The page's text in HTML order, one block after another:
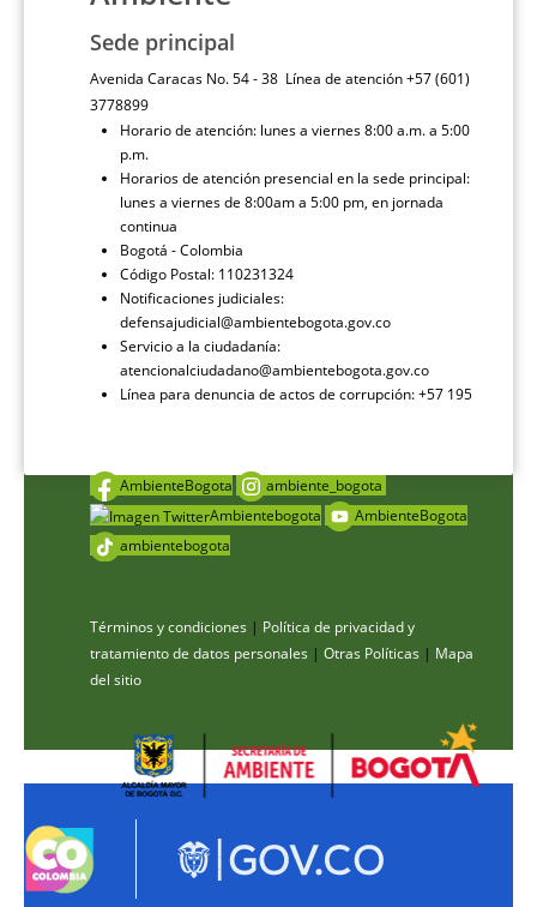
Sede principal
Avenida Caracas No. 54 - 38 Línea de atención +57 (601)
3778899
Horario de atención: lunes a viernes 8:00 a.m. a 5:00
p.m.
Horarios de atención presencial en la sede principal:
lunes a viernes de 8:00am a 5:00 pm, en jornada
continua
Bogotá - Colombia
Código Postal: 110231324
Notificaciones judiciales:
defensajudicial@ambientebogota.gov.co
Servicio a la ciudadanía:
atencionalciudadano@ambientebogota.gov.co
Línea para denuncia de actos de corrupción: +57 195
AmbienteBogota
ambiente_bogota
Ambientebogota
AmbienteBogota
ambientebogota
Términos y condiciones | Política de privacidad y
tratamiento de datos personales | Otras Políticas | Mapa
del sitio